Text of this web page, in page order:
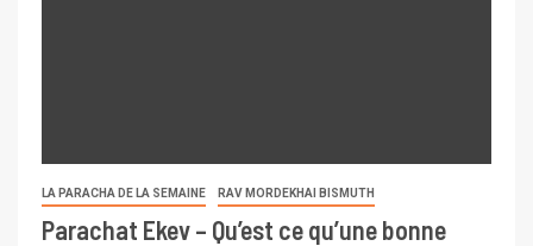
LA PARACHA DE LA SEMAINE RAV MORDEKHAI BISMUTH
Parachat Ekev – Qu’est ce qu’une bonne